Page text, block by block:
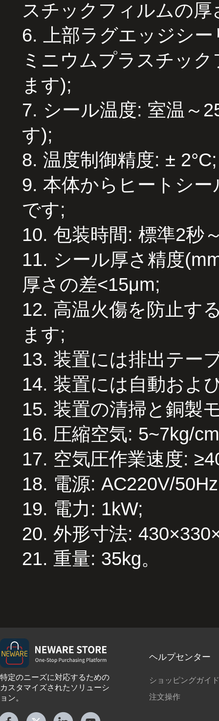
スチックフィルムの厚
6. 上部ラグエッジシ
ミニウムプラスチッ
ます);
7. シール温度: 室温～
す);
8. 温度制御精度: ± 2°C;
9. 本体からヒートシー
です;
10. 包装時間: 標準2秒
11. シール厚さ精度
厚さの差<15μm;
12. 高温火傷を防止す
ます;
13. 装置には排出テー
14. 装置には自動およ
15. 装置の清掃と銅製
16. 圧縮空気: 5~7kg/
17. 空気圧作業速度:
18. 電源: AC220V/
19. 電力: 1kW;
20. 外形寸法:
21. 重量: 35kg。
特定のニーズに対応するための
カスタマイズされたソリューシ
ョン。
ヘルプセンター
ショッピングガイド
注文操作